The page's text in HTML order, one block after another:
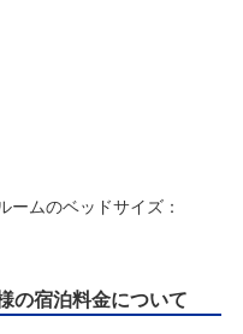
ームのベッドサイズ：
の宿泊料金について